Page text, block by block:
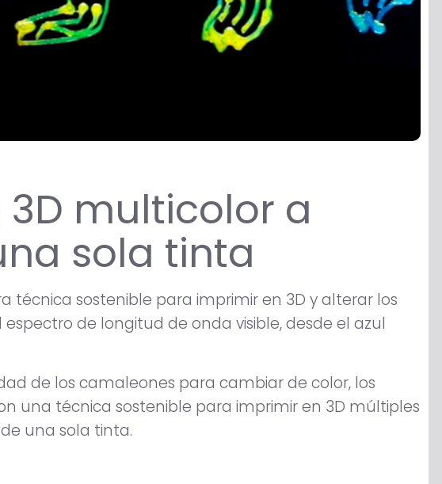
multicolor a
sola tinta
técnica sostenible para imprimir en 3D y alterar los
de longitud de onda visible, desde el azul
de los camaleones para cambiar de color, los
una técnica sostenible para imprimir en 3D múltiples
una sola tinta.